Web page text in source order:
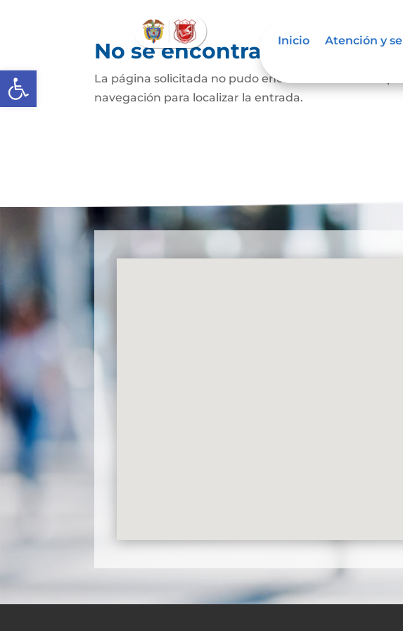
Abrir barra de herramientas
Inicio Atención y
No se encontraron
La página solicitada no pudo encontrarse. Trate de
navegación para localizar la entrada.